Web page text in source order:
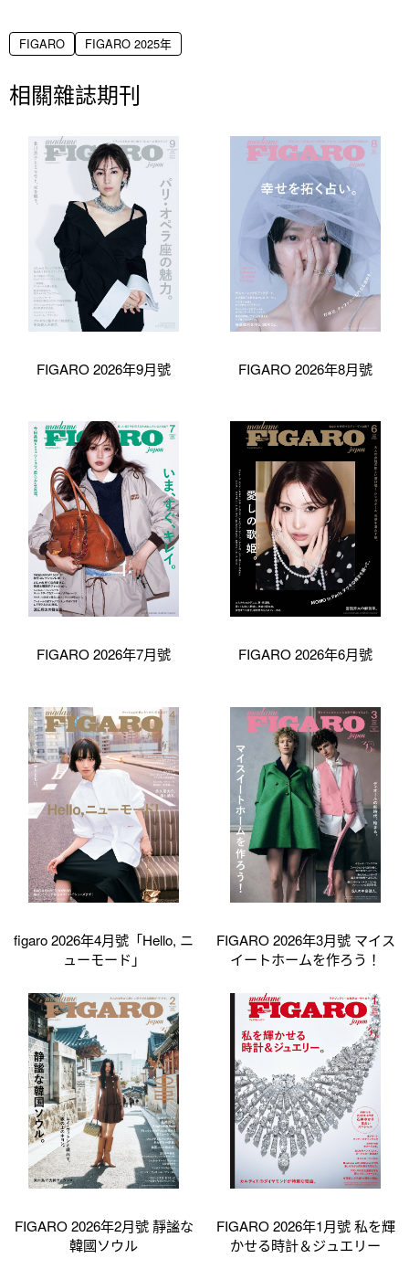
FIGARO FIGARO 2025年
相關雜誌期刊
FIGARO 2026年9月號 FIGARO 2026年8月號
FIGARO 2026年7月號 FIGARO 2026年6月號
figaro 2026年4月號「Hello, ニ
ューモード」
FIGARO 2026年3月號 マイス
イートホームを作ろう！
FIGARO 2026年2月號 靜謐な
韓國ソウル
FIGARO 2026年1月號 私を輝
かせる時計＆ジュエリー